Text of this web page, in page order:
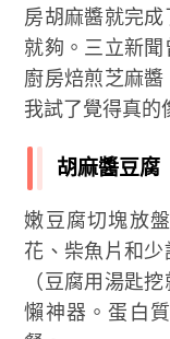
房胡麻醬就完
就夠。三立新
廚房焙煎芝麻醬
我試了覺得真的
胡麻醬豆腐
嫩豆腐切塊放
花、柴魚片和
（豆腐用湯匙
懶神器。蛋白